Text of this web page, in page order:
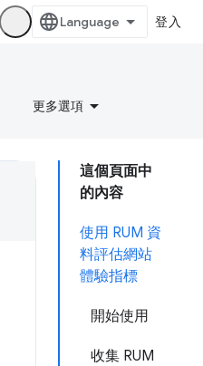
登入
更多選項
這個頁面中
的內容
使用 RUM 資
料評估網站
體驗指標
開始使用
收集 RUM